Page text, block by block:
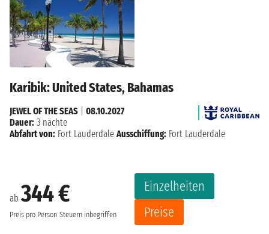
Karibik: United States, Bahamas
ab344 €
Preis pro Person Steuern inbegriffen
Einzelheiten
Preise
JEWEL OF THE SEAS
08.10.2027
Dauer: 3 nächte
Abfahrt von: Fort Lauderdale Ausschiffung: Fort Lauderdale